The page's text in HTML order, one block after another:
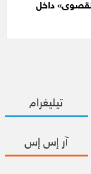
داخل
تيليغرام
آر إس إس